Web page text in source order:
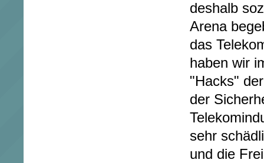
deshalb
Arena
das
haben wir
"Hacks"
der
sehr
und die